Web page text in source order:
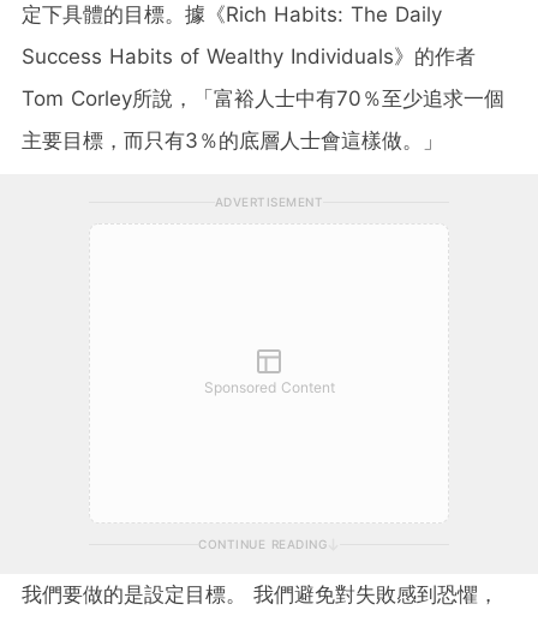
定下具體的目標。據《Rich Habits: The Daily
Success Habits of Wealthy Individuals》的作者
Tom Corley所說，「富裕人士中有70％至少追求一個
主要目標，而只有3％的底層人士會這樣做。」
ADVERTISEMENT
Sponsored Content
CONTINUE READING
我們要做的是設定目標。 我們避免對失敗感到恐懼，